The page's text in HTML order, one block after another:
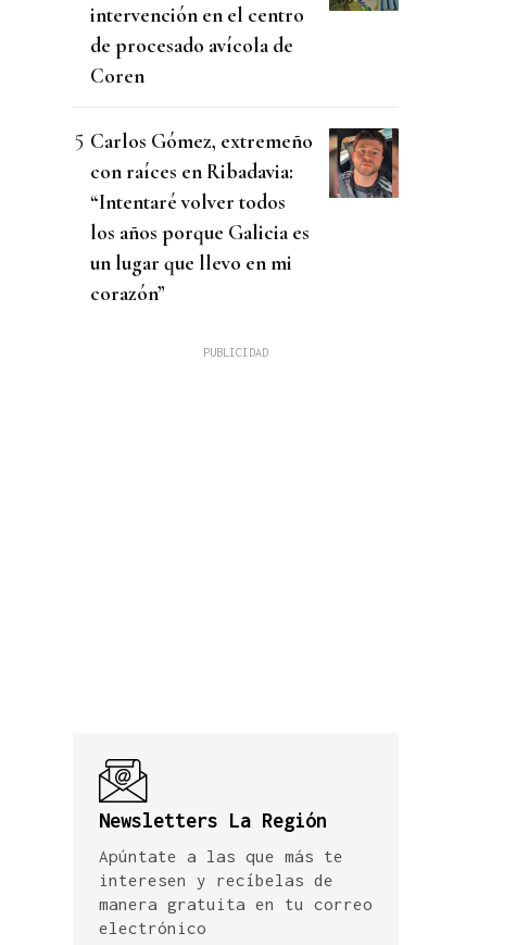
intervención en el centro
de procesado avícola de
Coren
Carlos Gómez, extremeño
con raíces en Ribadavia:
“Intentaré volver todos
los años porque Galicia es
un lugar que llevo en mi
corazón”
Newsletters La Región
Apúntate a las que más te
interesen y recíbelas de
manera gratuita en tu correo
electrónico